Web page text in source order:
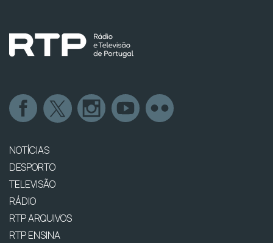
NOTÍCIAS
DESPORTO
TELEVISÃO
RÁDIO
RTP ARQUIVOS
RTP ENSINA